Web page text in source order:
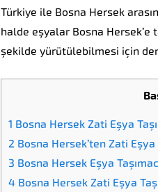
Türkiye ile Bosna Hersek
halde eşyalar Bosna Hersek’e
şekilde yürütülebilmesi için
1 Bosna Hersek Zati Eşya
2 Bosna Hersek’ten Zati Eşya
3 Bosna Hersek Eşya
4 Bosna Hersek Zati Eşya